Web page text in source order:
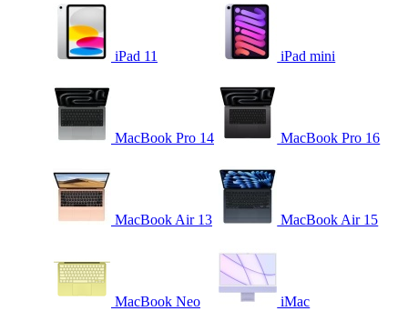
iPad 11 iPad mini
MacBook Pro 14 MacBook Pro 16
MacBook Air 13 MacBook Air 15
MacBook Neo iMac